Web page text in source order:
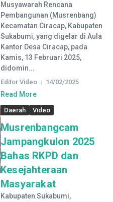
Musyawarah Rencana
Pembangunan (Musrenbang)
Kecamatan Ciracap, Kabupaten
Sukabumi, yang digelar di Aula
Kantor Desa Ciracap, pada
Kamis, 13 Februari 2025,
didomin...
Editor Video 14/02/2025
Read More
Daerah Video
Musrenbangcam
Jampangkulon 2025
Bahas RKPD dan
Kesejahteraan
Masyarakat
Kabupaten Sukabumi,